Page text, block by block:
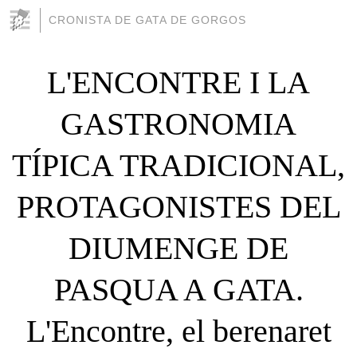
CRONISTA DE GATA DE GORGOS
L'ENCONTRE I LA
GASTRONOMIA
TÍPICA TRADICIONAL,
PROTAGONISTES DEL
DIUMENGE DE
PASQUA A GATA.
L'Encontre, el berenaret